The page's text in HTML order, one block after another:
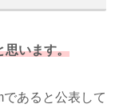
思います。
あると公表して